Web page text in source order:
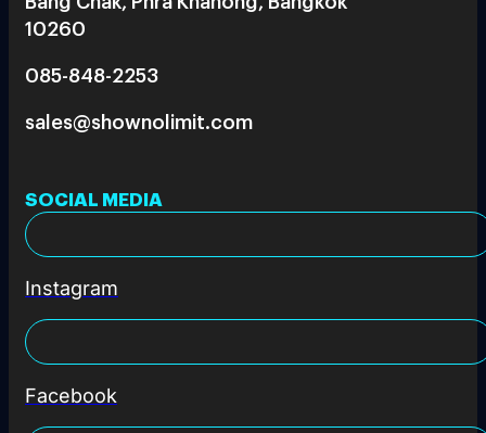
10260
085-848-2253
sales@shownolimit.com
SOCIAL MEDIA
Instagram
Facebook